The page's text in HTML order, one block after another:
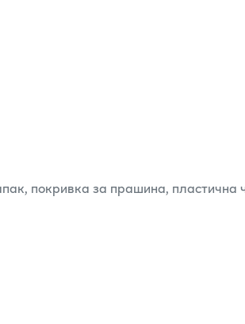
покривка за прашина, пластична